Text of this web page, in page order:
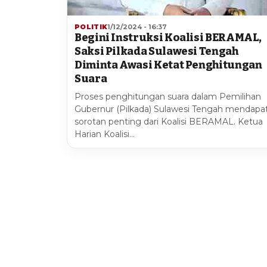
POLITIK1/12/2024 - 16:37
Begini Instruksi Koalisi BERAMAL,
Saksi Pilkada Sulawesi Tengah
Diminta Awasi Ketat Penghitungan
Suara
Proses penghitungan suara dalam Pemilihan
Gubernur (Pilkada) Sulawesi Tengah
sorotan penting dari Koalisi BERAMAL. Ketua
Harian Koalisi…